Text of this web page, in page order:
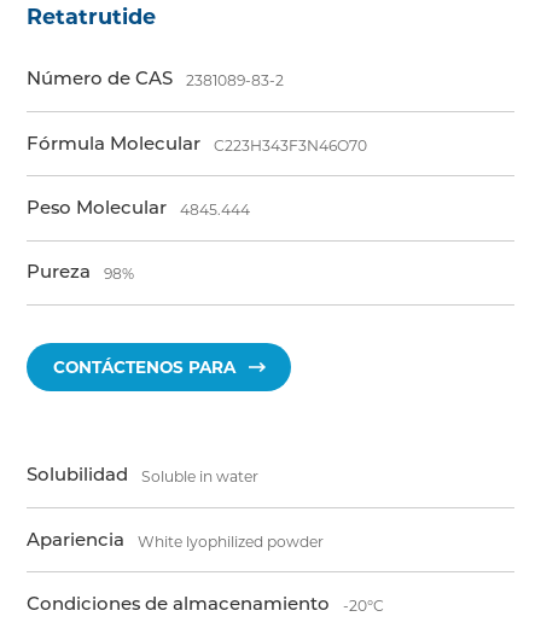
Retatrutide
Número de CAS 2381089-83-2
Fórmula Molecular C223H343F3N46O70
Peso Molecular 4845.444
Pureza 98%
CONTÁCTENOS PARA
Solubilidad Soluble in water
Apariencia White lyophilized powder
Condiciones de almacenamiento -20°C